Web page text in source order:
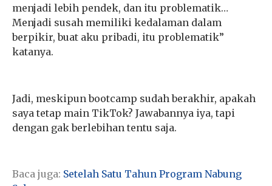
menjadi lebih pendek, dan itu problematik…
Menjadi susah memiliki kedalaman dalam
berpikir, buat aku pribadi, itu problematik”
katanya.
Jadi, meskipun bootcamp sudah berakhir, apakah
saya tetap main TikTok? Jawabannya iya, tapi
dengan gak berlebihan tentu saja.
Baca juga: Setelah Satu Tahun Program Nabung